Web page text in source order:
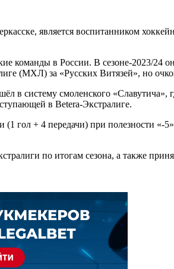
является воспитанником
команды в России. В сезоне-2023/24
(МХЛ) за «Русских Витязей», но
в систему смоленского
в Betera-Экстралиге.
гол + 4 передачи) при полезности
по итогам сезона, а также